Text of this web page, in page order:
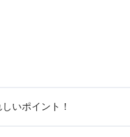
いポイント！